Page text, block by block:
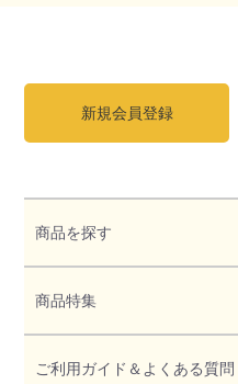
新規会員登録
商品を探す
商品特集
ご利用ガイド＆よくある質問